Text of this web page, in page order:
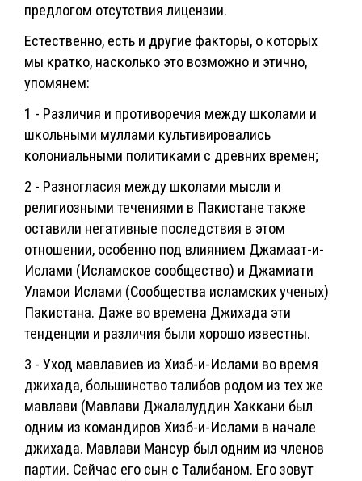
предлогом отсутствия лицензии.
Естественно, есть и другие факторы, о которых
мы кратко, насколько это возможно и этично,
упомянем:
1 - Различия и противоречия между школами и
школьными муллами культивировались
колониальными политиками с древних времен;
2 - Разногласия между школами мысли и
религиозными течениями в Пакистане также
оставили негативные последствия в этом
отношении, особенно под влиянием Джамаат-и-
Ислами (Исламское сообщество) и Джамиати
Уламои Ислами (Сообщества исламских ученых)
Пакистана. Даже во времена Джихада эти
тенденции и различия были хорошо известны.
3 - Уход мавлавиев из Хизб-и-Ислами во время
джихада, большинство талибов родом из тех же
мавлави (Мавлави Джалалуддин Хаккани был
одним из командиров Хизб-и-Ислами в начале
джихада. Мавлави Мансур был одним из членов
партии. Сейчас его сын с Талибаном. Его зовут